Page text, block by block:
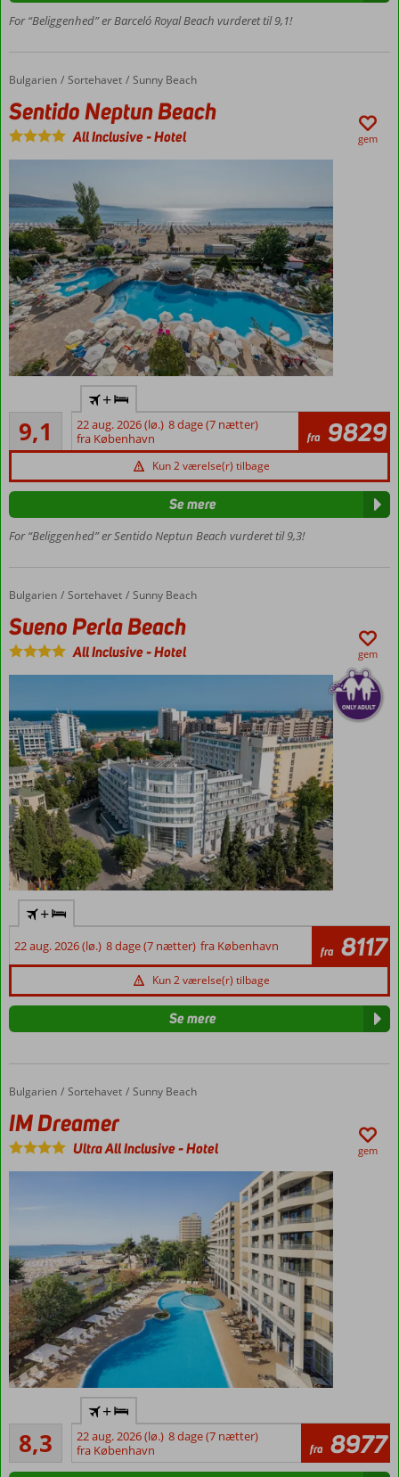
Vælg
hotel og
for All
Inclusive
For “Beliggenhed” er Barceló Royal Beach vurderet til 9,1!
Forside
Bulgarien Sortehavet Sunny Beach
Sentido Neptun Beach
Sentido Neptun Beach
All Inclusive-Hotel gem
hjertet
Sunny
Beach
Lige ved
sandstranden
Værelser
plads til
4
Mulighed
havudsigt
9,1Fremragende
57
anmeldelser
+
22 aug. 2026 (lø.) 8 dage (7 nætter)
fra København
fra 9829
Kun 2 værelse(r) tilbage
For “Beliggenhed” er Sentido Neptun Beach vurderet til 9,3!
Se mere
Forside
Bulgarien Sortehavet Sunny Beach
Sueno Perla Beach
Sueno Perla Beach
All Inclusive-Hotel gem
+
22 aug. 2026 (lø.) 8 dage (7 nætter) fra København fra 8117
Kun 2 værelse(r) tilbage
Se mere
Forside
Bulgarien Sortehavet Sunny Beach
IM Dreamer
IM Dreamer
Ultra All Inclusive-Hotel gem
Centralt
i Sunny
Beach
8,3
Meget godt
18
anmeldelser
+
22 aug. 2026 (lø.) 8 dage (7 nætter)
fra København
fra 8977